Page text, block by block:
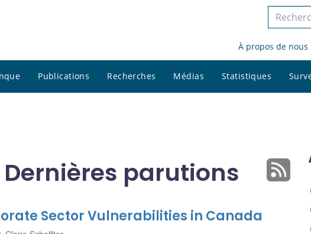
le
site
À propos de nous
Publications Recherches Médias Statistiques
parutions
Sector Vulnerabilities in Canada